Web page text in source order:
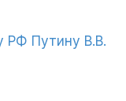
РФ Путину В.В.